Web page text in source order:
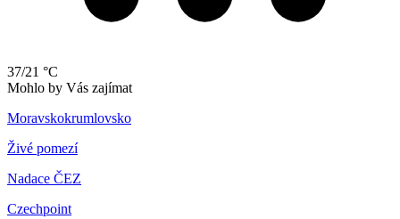
37/21 °C
Mohlo by Vás zajímat
Moravskokrumlovsko
Živé pomezí
Nadace ČEZ
Czechpoint